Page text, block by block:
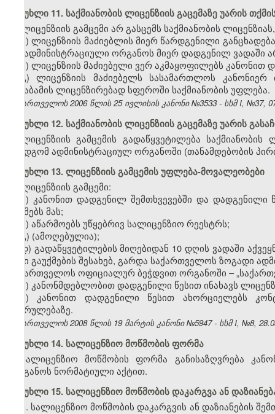
მუხლი 11. საქმიანობის ლიცენზიის გაცემაზე უარის
ლიცენზიის გამცემი არ გასცემს საქმიანობის
ა) ლიცენზიის მაძიებლის მიერ წარდგენილი
და ადმინისტრაციული ორგანოს მიერ დადგენილ ვადაში
ბ) ლიცენზიის მაძიებელი ვერ აკმაყოფილებს
გ) ლიცენზიის მაძიებელს სასამართლოს
შესაბამის ლიცენზირებად სფეროში საქმიანობის უფლება.
საქართველოს 2006 წლის 25 ივლისის კანონი №3533 - სსმ I, №37,
მუხლი 12. საქმიანობის ლიცენზიის გაცემაზე უარის
ლიცენზიის გამცემის გადაწყვეტილება
ზემდგომ ადმინისტრაციულ ორგანოში (თანამდებობის
მუხლი 13. ლიცენზიის გამცემის უფლება-მოვალეობები
ლიცენზიის გამცემი:
ა) კანონით დადგენილ შემთხვევებში და დადგენილი
აუქმებს მას;
ბ) აწარმოებს უწყებრივ სალიცენზიო რეესტრს;
გ) (ამოღებულია);
დ) გადაწყვეტილების მიღებიდან 10 დღის ვადაში
მისი გაუქმების შესახებ, გარდა საქართველოს ზოგადი
საქართველოს ოფიციალურ ბეჭდვით ორგანოში –
ე) კანონმდებლობით დადგენილი წესით ინახავს
ვ) კანონით დადგენილი წესით ახორციელებს
შესრულებაზე.
საქართველოს 2008 წლის 19 მარტის კანონი №5947 - სსმ I, №8,
მუხლი 14. სალიცენზიო მოწმობის ფორმა
სალიცენზიო მოწმობის ფორმა განისაზღვრება
ორგანოს ნორმატიული აქტით.
მუხლი 15. სალიცენზიო მოწმობის დაკარგვა ან
1. სალიცენზიო მოწმობის დაკარგვის ან დაზიანების